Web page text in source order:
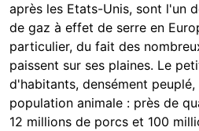
après les Etats-Unis, sont l'un
de gaz à effet de serre en
particulier, du fait des
paissent sur ses plaines. Le
d'habitants, densément
population animale : près de
12 millions de porcs et 100